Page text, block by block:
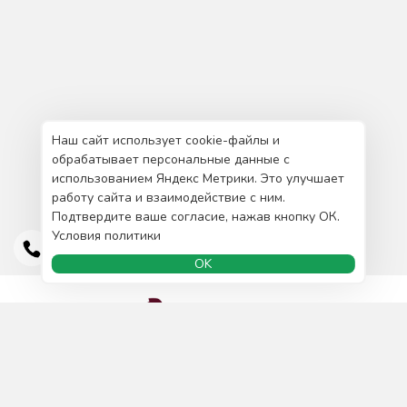
Наш сайт использует cookie-файлы и
обрабатывает персональные данные с
использованием Яндекс Метрики. Это улучшает
работу сайта и взаимодействие с ним.
Подтвердите ваше согласие, нажав кнопку ОК.
Условия политики
OK